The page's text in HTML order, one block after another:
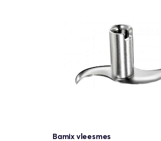
Bamix vleesmes